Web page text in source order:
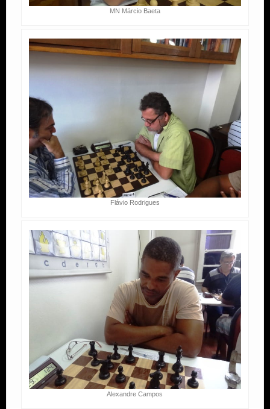
MN Márcio Baeta
Flávio Rodrigues
Alexandre Campos